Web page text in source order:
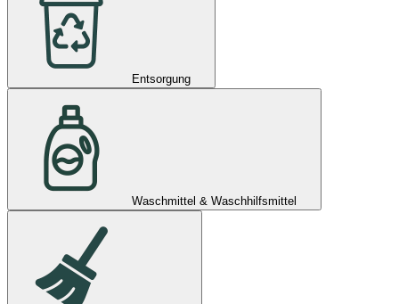
Entsorgung
Waschmittel & Waschhilfsmittel